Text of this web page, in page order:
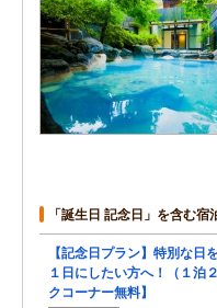
「誕生日 記念日」を含む宿
【記念日プラン】特別な日
１日にしたい方へ！（１泊
クコーナー無料】